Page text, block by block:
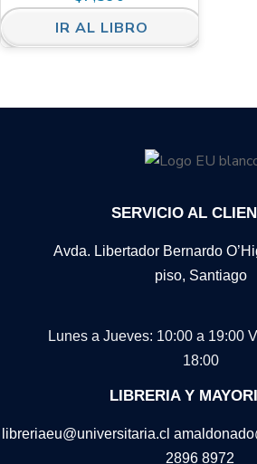
IR AL LIBRO
SERVICIO AL
Avda. Libertador Bernardo
piso, Santiago
Lunes a Jueves: 10:00 a 19:00
18:00
LIBRERIA Y
libreriaeu@universitaria.cl
2896 8972